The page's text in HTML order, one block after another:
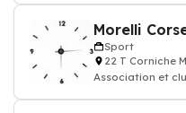
Morelli
Sport
22 T Corniche
Association et